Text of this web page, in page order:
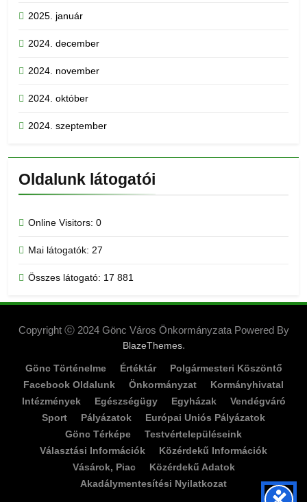
2025. január
2024. december
2024. november
2024. október
2024. szeptember
Oldalunk látogatói
Online Visitors: 0
Mai látogatók: 27
Összes látogató: 17 881
Copyright ⓒ 2024 Gönc Város Önkormányzata Powered By
BlazeThemes.
Gönc Történelme Értéktár
Polgármesteri Köszöntő
Facebook Oldalunk
Önkormányzat
Kormányhivatal
Intézmények
Egészségügy Egyházak
Vendégváró
Sport
Pályázatok
Európai Uniós Pályázatok
Gönc Térképe
Testvértelepüléseink
Választási Információk
Közérdekű Információk
Vásárok, Piac
Közérdekű Adatok
Akadálymentesítési Nyilatkozat